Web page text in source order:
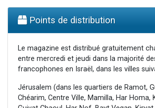
Points de distribution
Le magazine est distribué gratuitement
entre mercredi et jeudi dans la majorité
francophones en Israël, dans les villes
Jérusalem (dans les quartiers de Ramot,
Chéarim, Centre Ville, Mamilla, Har Homa,